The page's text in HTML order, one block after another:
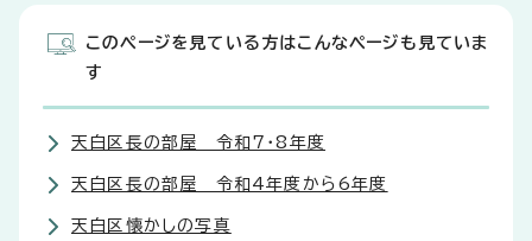
このページを見ている方はこんなページも見ていま
す
天白区長の部屋 令和7・8年度
天白区長の部屋 令和4年度から6年度
天白区懐かしの写真